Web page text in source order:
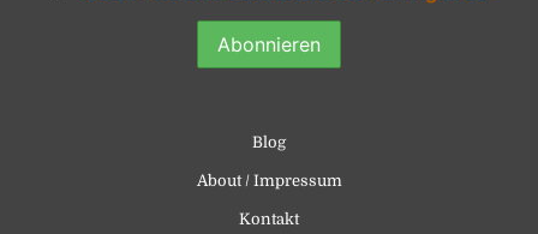
Blog
About / Impressum
Kontakt